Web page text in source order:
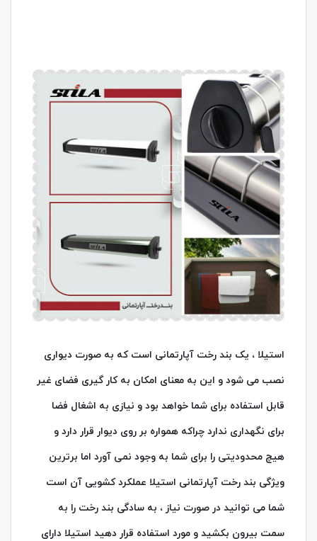
استیلا ، یک بند رخت آپارتمانی است که به صورت دیواری
نصب می شود و این به معنای امکان به کار گیری فضای غیر
قابل استفاده برای شما خواهد بود و نیازی به اشغال فضا
برای نگهداری ندارد چراکه همواره بر روی دیوار قرار دارد و
هیچ محدودیتی را برای شما به وجود نمی آورد اما برترین
ویژگی بند رخت آپارتمانی استیلا عملکرد کشویی آن است
شما می توانید در صورت نیاز ، به سادگی بند رخت را به
سمت بیرون بکشید و مورد استفاده قرار دهید استیلا دارای